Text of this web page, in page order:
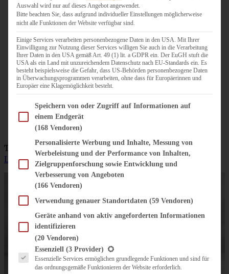
Jankes*SoulfoodKleine Küchlein im Waffelbecher
Mrs GreenhouseBlaubeer Mini Pies
ZimtblumePinata Muffins
feiertaeglichZitronen-Buttermilch-Cupcakes und DIY
Sternchen Cake Toppers
Torte
S-KücheRuck Zuck Steinfrucht Törtchen
Tausend Dank an die liebe Emma vonEmmas
Lieblingsstücke
für die Organisation dieses Events!
Auswahl wird nur auf dieses Angebot angewendet.
Bitte beachten Sie, dass aufgrund individueller Einstellungen möglicherweise
nicht alle Funktionen der Website verfügbar sind.
Einige Services verarbeiten personenbezogene Daten in den USA. Mit Ihrer
Einwilligung zur Nutzung dieser Services willigen Sie auch in die Verarbeitung
Ihrer Daten in den USA gemäß Art. 49 (1) lit. a GDPR ein. Der EuGH stuft die
USA als ein Land mit unzureichendem Datenschutz nach EU-Standards ein. Es
besteht beispielsweise die Gefahr, dass US-Behörden personenbezogene Daten
in Überwachungsprogrammen verarbeiten, ohne dass für Europäerinnen und
Europäer eine Klagemöglichkeit besteht.
Im Folgenden finden Sie eine Liste der Zwecke des IAB Transparency and Consent
Speichern von oder Zugriff auf Informationen auf
einem Endgerät
(168 Vendoren)
Personalisierte Werbung und Inhalte, Messung von
Werbeleistung und der Performance von Inhalten,
Zielgruppenforschung sowie Entwicklung und
Verbesserung von Angeboten
(166 Vendoren)
Verwendung genauer Standortdaten (59 Vendoren)
Geräte anhand von aktiv angeforderten Informationen
identifizieren
(20 Vendoren)
Es folgt eine Liste der Service-Gruppen, für die eine Einwilligung erteilt werden
Essenziell (3 Provider)
Essenzielle Services ermöglichen grundlegende Funktionen und sind für
das ordnungsgemäße Funktionieren der Website erforderlich.